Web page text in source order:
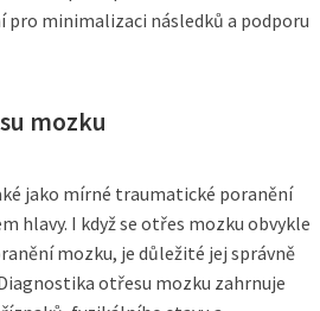
pro minimalizaci následků a podporu
mozku
jako mírné traumatické poranění
hlavy. I když se otřes mozku obvykle
mozku, je důležité jej správně
otřesu mozku zahrnuje